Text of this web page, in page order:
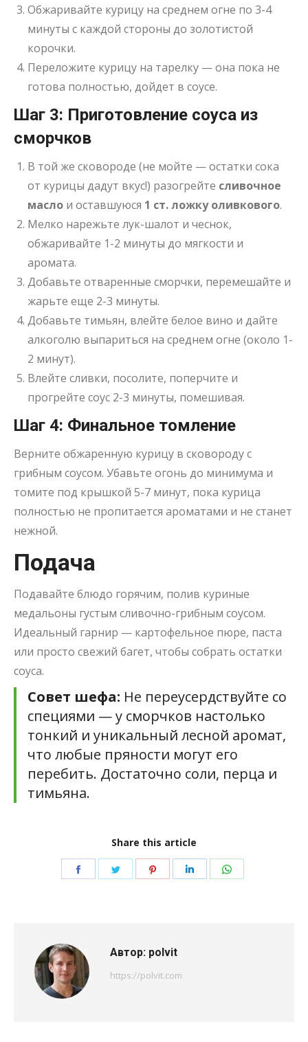
Обжаривайте курицу на среднем огне по 3-4
минуты с каждой стороны до золотистой
корочки.
Переложите курицу на тарелку — она пока не
готова полностью, дойдет в соусе.
Шаг 3: Приготовление соуса из
сморчков
В той же сковороде (не мойте — остатки сока
от курицы дадут вкус!) разогрейте сливочное
масло и оставшуюся 1 ст. ложку оливкового.
Мелко нарежьте лук-шалот и чеснок,
обжаривайте 1-2 минуты до мягкости и
аромата.
Добавьте отваренные сморчки, перемешайте и
жарьте еще 2-3 минуты.
Добавьте тимьян, влейте белое вино и дайте
алкоголю выпариться на среднем огне (около 1-
2 минут).
Влейте сливки, посолите, поперчите и
прогрейте соус 2-3 минуты, помешивая.
Шаг 4: Финальное томление
Верните обжаренную курицу в сковороду с
грибным соусом. Убавьте огонь до минимума и
томите под крышкой 5-7 минут, пока курица
полностью не пропитается ароматами и не станет
нежной.
Подача
Подавайте блюдо горячим, полив куриные
медальоны густым сливочно-грибным соусом.
Идеальный гарнир — картофельное пюре, паста
или просто свежий багет, чтобы собрать остатки
соуса.
Совет шефа: Не переусердствуйте со
специями — у сморчков настолько
тонкий и уникальный лесной аромат,
что любые пряности могут его
перебить. Достаточно соли, перца и
тимьяна.
Share this article
ПоделитьсяПоделитьсяПоделитьсяПоделиться
Автор: polvit
https://polvit.com